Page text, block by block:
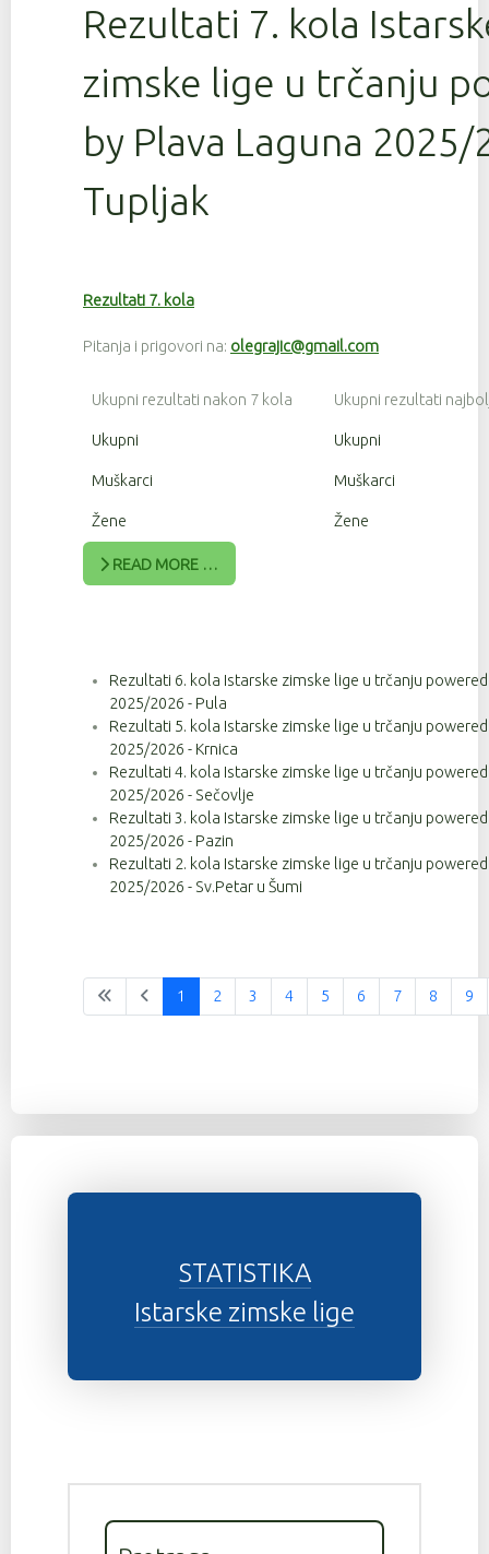
Rezultati 7. kola
zimske lige u trčanju
by Plava Laguna 2025/
Tupljak
Rezultati 7. kola
Pitanja i prigovori na: olegrajic@gmail.com
Ukupni rezultati nakon 7 kola Ukupni rezultati
Ukupni Ukupni
Muškarci Muškarci
Žene Žene
READ MORE …
Rezultati 6. kola Istarske zimske lige u trčanju
2025/2026 - Pula
Rezultati 5. kola Istarske zimske lige u trčanju
2025/2026 - Krnica
Rezultati 4. kola Istarske zimske lige u trčanju
2025/2026 - Sečovlje
Rezultati 3. kola Istarske zimske lige u trčanju
2025/2026 - Pazin
Rezultati 2. kola Istarske zimske lige u trčanju
2025/2026 - Sv.Petar u Šumi
1 2 3 4 5 6 7 8 9
STATISTIKA
Istarske zimske lige